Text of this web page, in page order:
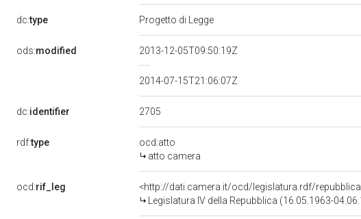
dc:type Progetto di Legge
ods:modified 2013-12-05T09:50:19Z
2014-07-15T21:06:07Z
dc:identifier 2705
rdf:type
ocd:atto
atto camera
ocd:rif_leg
<http://dati.camera.it/ocd/legislatura.rdf/
Legislatura IV della Repubblica (16.05.1963-